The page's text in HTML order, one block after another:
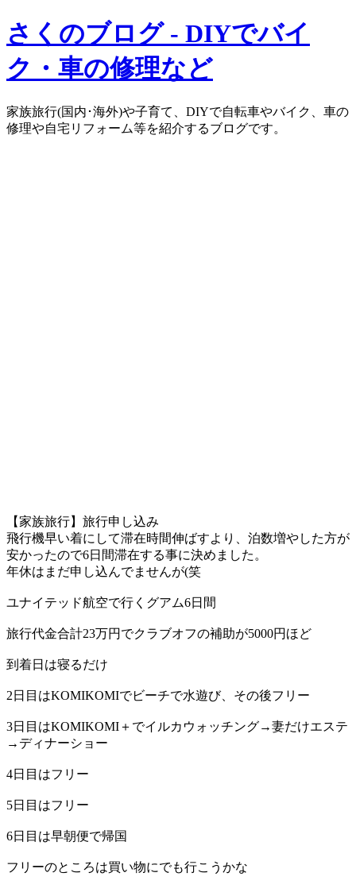
さくのブログ - DIYでバイ
ク・車の修理など
家族旅行(国内･海外)や子育て、DIYで自転車やバイク、車の
修理や自宅リフォーム等を紹介するブログです。
【家族旅行】旅行申し込み
飛行機早い着にして滞在時間伸ばすより、泊数増やした方が
安かったので6日間滞在する事に決めました。
年休はまだ申し込んでませんが(笑
ユナイテッド航空で行くグアム6日間
旅行代金合計23万円でクラブオフの補助が5000円ほど
到着日は寝るだけ
2日目はKOMIKOMIでビーチで水遊び、その後フリー
3日目はKOMIKOMI＋でイルカウォッチング→妻だけエステ
→ディナーショー
4日目はフリー
5日目はフリー
6日目は早朝便で帰国
フリーのところは買い物にでも行こうかな